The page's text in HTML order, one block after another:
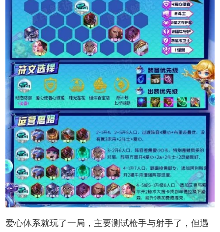
爱心体系就玩了一局，主要测试枪手与射手了，但遇